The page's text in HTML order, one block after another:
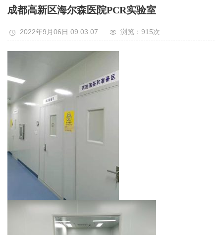
成都高新区海尔森医院PCR实验室
2022年9月06日 09:03:07 浏览：915次